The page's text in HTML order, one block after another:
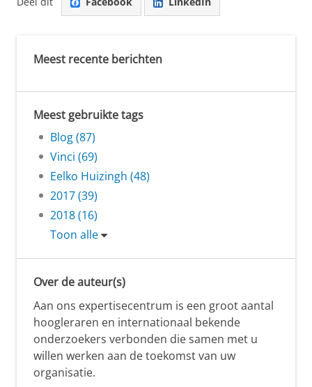
Meest recente berichten
Meest gebruikte tags
Blog (87)
Vinci (69)
Eelko Huizingh (48)
2017 (39)
2018 (16)
Toon alle
Over de auteur(s)
Aan ons expertisecentrum is een groot aantal
hoogleraren en internationaal bekende
onderzoekers verbonden die samen met u
willen werken aan de toekomst van uw
organisatie.